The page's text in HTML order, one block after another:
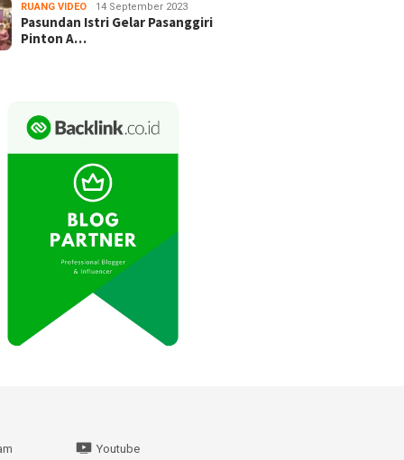
RUANG VIDEO 14 September 2023
Pasundan Istri Gelar Pasanggiri
Pinton A…
Youtube